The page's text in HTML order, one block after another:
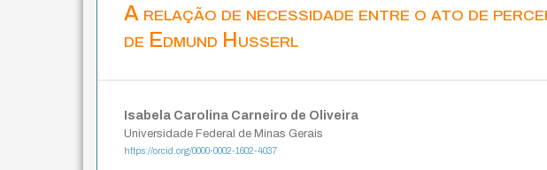
A relação de necessidade entre o ato de
de Edmund Husserl
Isabela Carolina Carneiro de Oliveira
Universidade Federal de Minas Gerais
https://orcid.org/0000-0002-1602-4037